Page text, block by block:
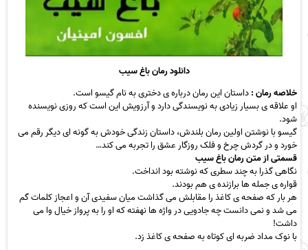
دانلود رمان باغ سیب
خلاصه رمان :داستان این رمان درباره ی دختری به نام گیسو است.
او علاقه ی بسیار زیادی به نویسندگی دارد و آرزویش این است که روزی نویسنده
شود.
گیسو با نوشتن اولین رمان بلندش، داستان زندگی خودش به گونه ای دیگر رقم می
خورد و در گردش چرخ و فلک روزگار عشق را تجربه می کند…
قسمتی از متن رمان باغ سیب
نگاهی گذرا به چند سطری که نوشته بود انداخت.
قواره ی جمله ها برازنده ی هم بودند.
هر بار که صفحه ی کاغذ را مقابلش می گذاشت میان سفیدی آن و اعجاز کلمات گم
می شد و نمی دانست چه جادویی در واژه ها نهفته که او را به پرواز خیال وا می
داشت!
با نوک مداد ضربه ای کوتاه به صفحه ی کاغذ زد.